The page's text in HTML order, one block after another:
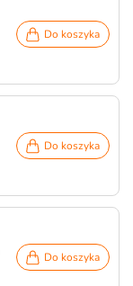
Do koszyka
Do koszyka
Do koszyka